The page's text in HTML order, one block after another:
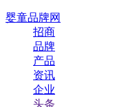
婴童品牌网
招商
品牌
产品
资讯
企业
头条